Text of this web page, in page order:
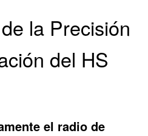
la Precisión
del HS
el radio de